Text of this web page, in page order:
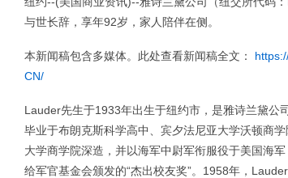
与世长辞，享年92岁，家人陪伴在侧。
本新闻稿包含多媒体。此处查看新闻稿全文：
CN/
Lauder先生于1933年出生于纽约市，是雅诗兰黛
毕业于布朗克斯科学高中、宾夕法尼亚大学沃顿商
大学商学院深造，并以海军中尉军衔服役于美国海
给军官基金会颁发的“杰出校友奖”。1958年，